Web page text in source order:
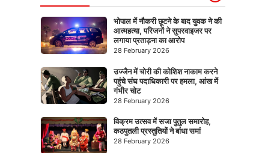
भोपाल में नौकरी छूटने के बाद युवक ने की
आत्महत्या, परिजनों ने सुपरवाइजर पर
लगाया प्रताड़ना का आरोप
28 February 2026
उज्जैन में चोरी की कोशिश नाकाम करने
पहुंचे संघ पदाधिकारी पर हमला, आंख में
गंभीर चोट
28 February 2026
विक्रम उत्सव में सजा पुतुल समारोह,
कठपुतली प्रस्तुतियों ने बांधा समां
28 February 2026